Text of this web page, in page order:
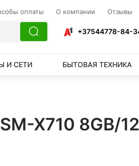
оплаты О компании Отзывы
+37544778-84-
И СЕТИ БЫТОВАЯ ТЕХНИКА
X710 8GB/